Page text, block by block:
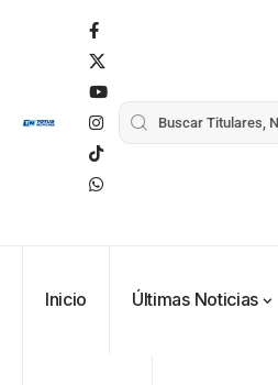
Inicio Últimas Noticias